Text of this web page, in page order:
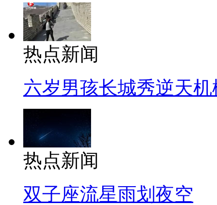
热点新闻
六岁男孩长城秀逆天机
热点新闻
双子座流星雨划夜空